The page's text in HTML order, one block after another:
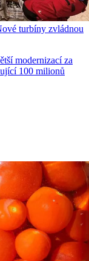
turbíny zvládnou
modernizací za
100 milionů